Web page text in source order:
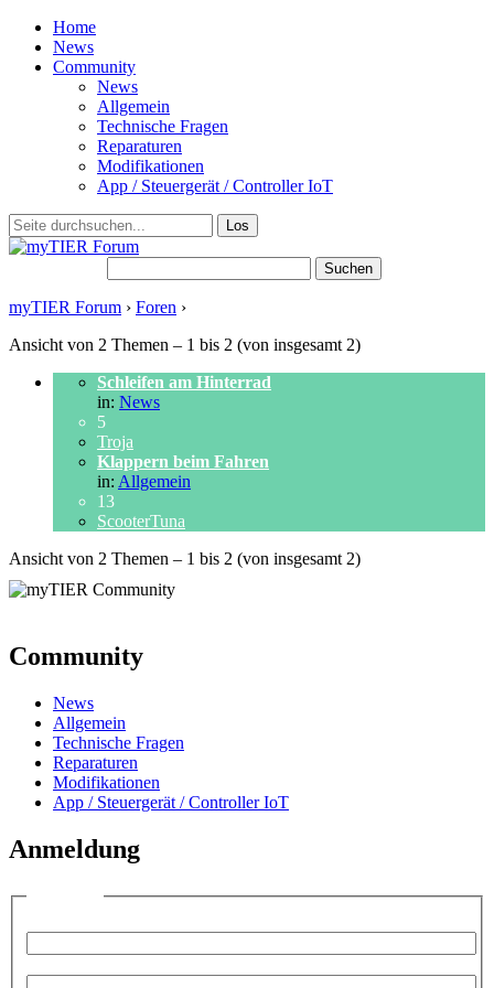
Home
News
Community
News
Allgemein
Technische Fragen
Reparaturen
Modifikationen
App / Steuergerät / Controller IoT
myTIER Forum › Foren ›
Ansicht von 2 Themen – 1 bis 2 (von insgesamt 2)
Schleifen am Hinterrad
in: News
5
Troja
Klappern beim Fahren
in: Allgemein
13
ScooterTuna
Ansicht von 2 Themen – 1 bis 2 (von insgesamt 2)
Community
News
Allgemein
Technische Fragen
Reparaturen
Modifikationen
App / Steuergerät / Controller IoT
Anmeldung